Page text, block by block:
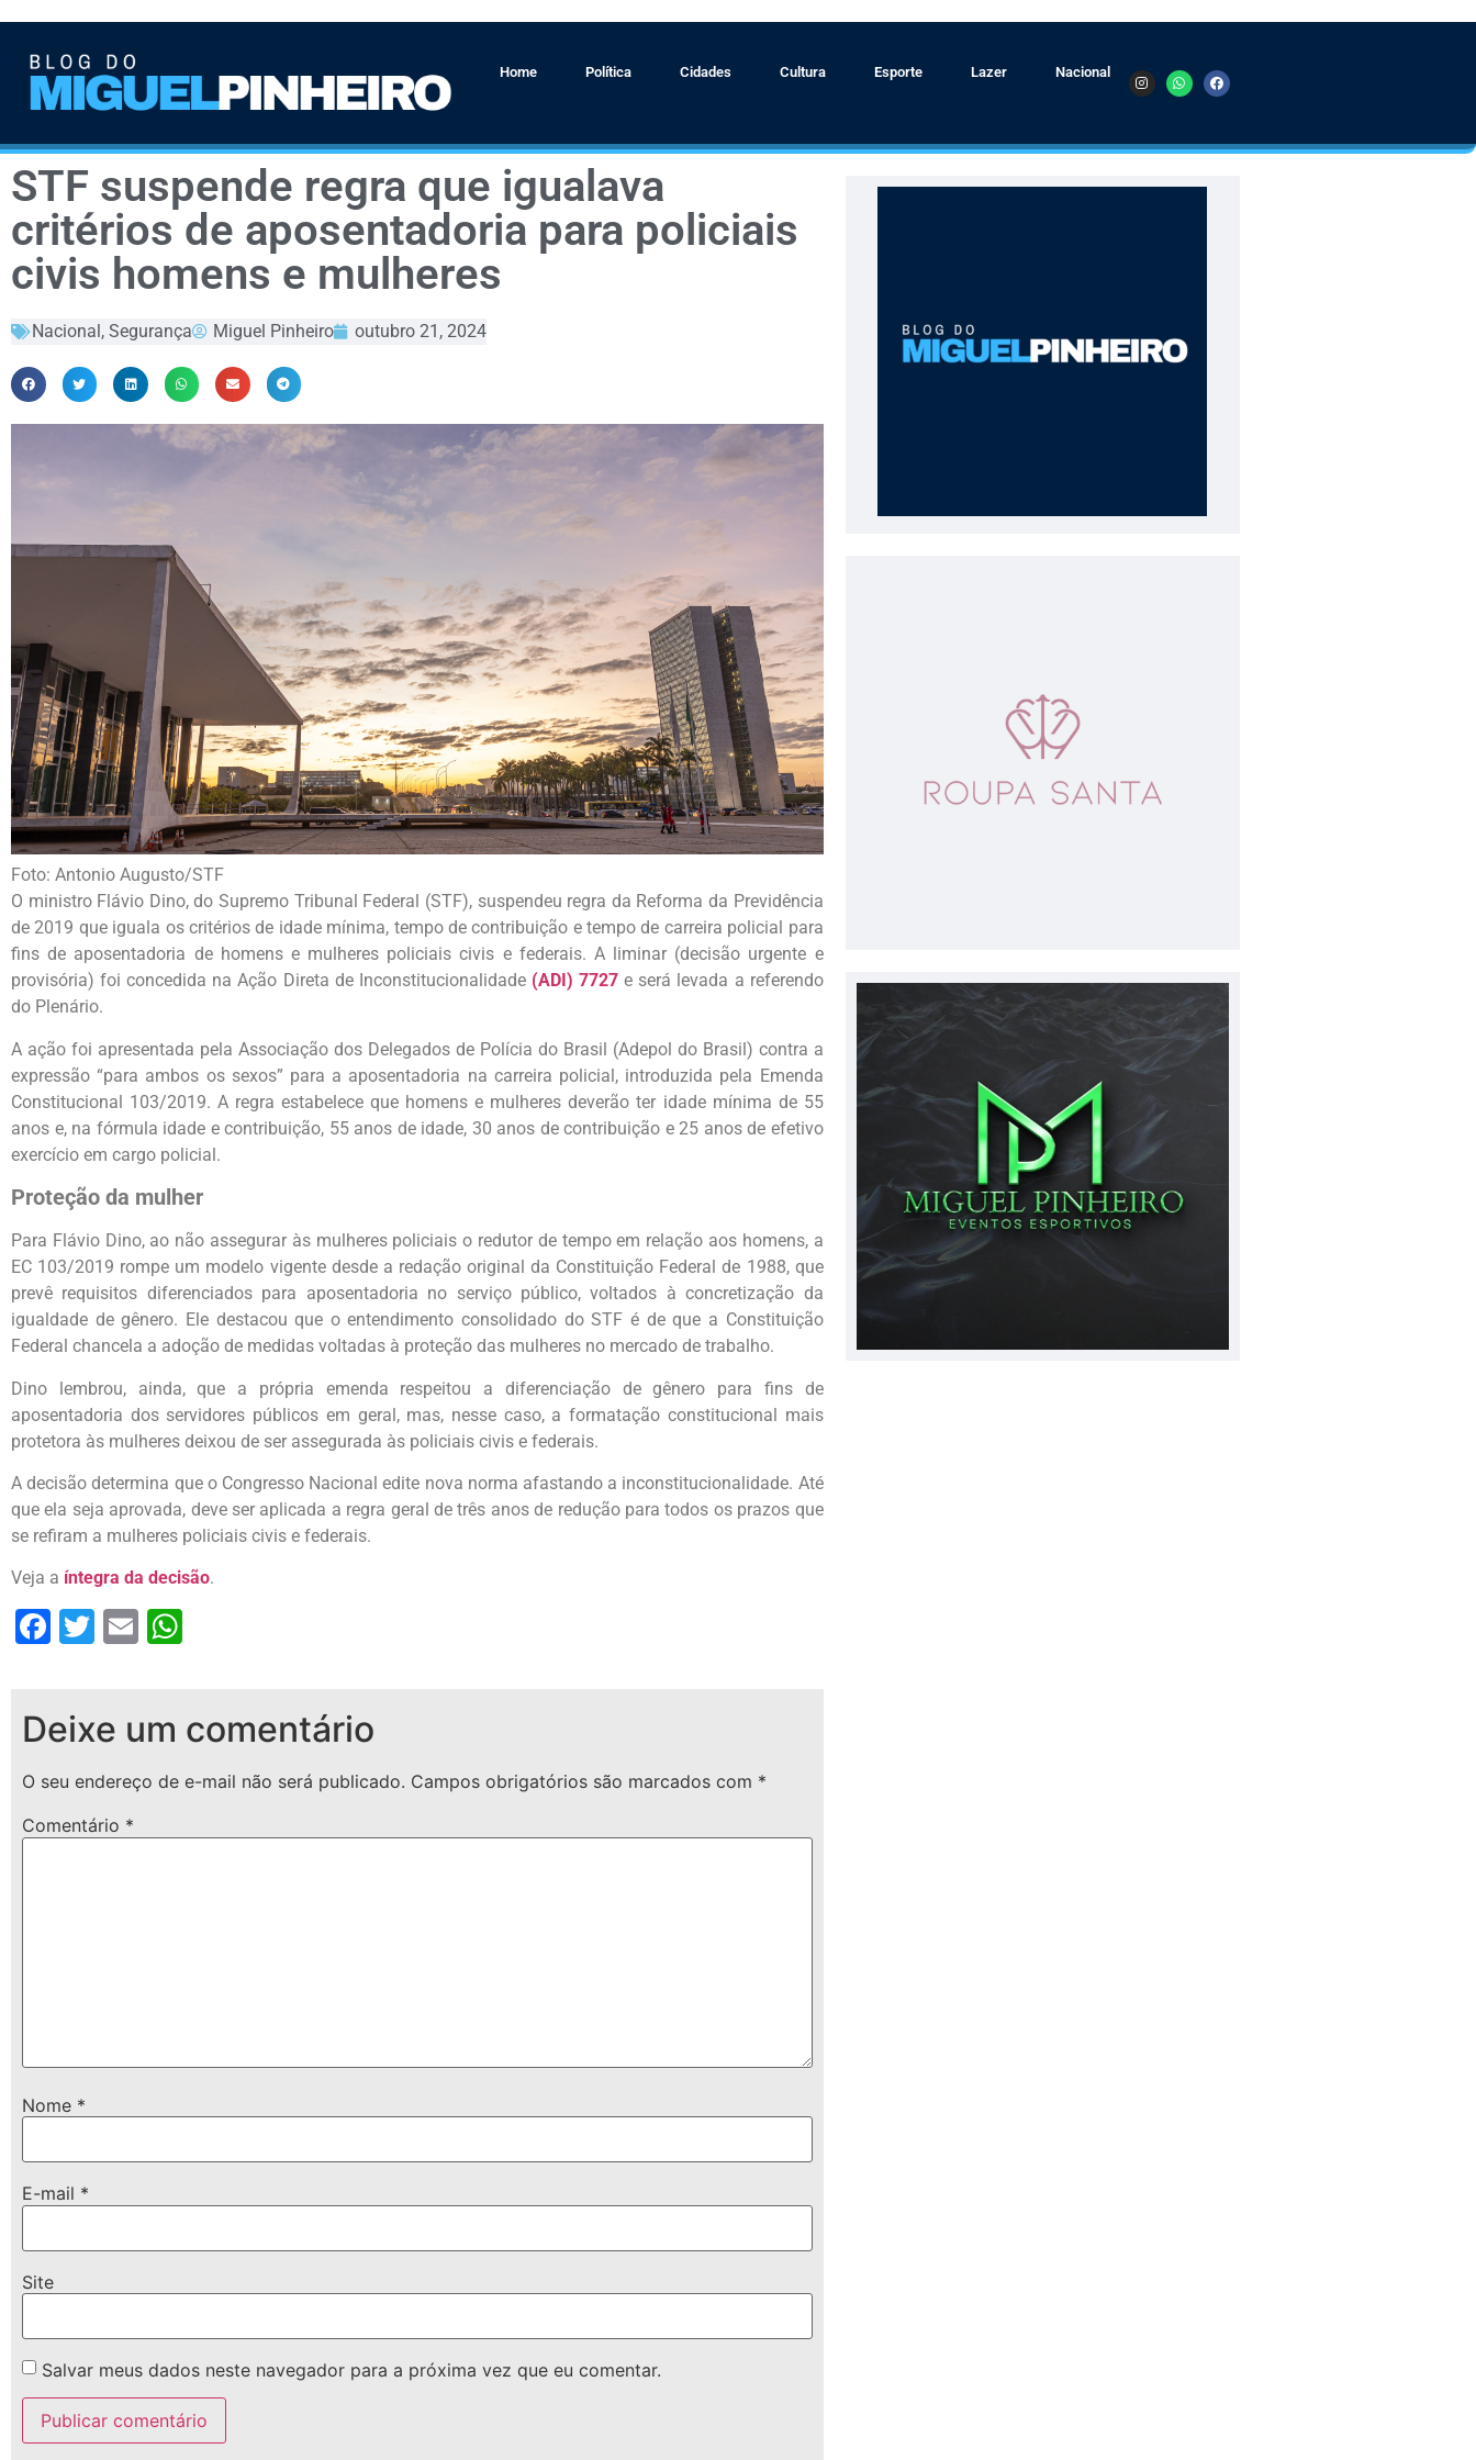
Home Política Cidades Cultura Esporte Lazer Nacional
STF suspende regra que igualava
critérios de aposentadoria para policiais
civis homens e mulheres
Nacional, Segurança Miguel Pinheiro outubro 21, 2024
Foto: Antonio Augusto/STF
O ministro Flávio Dino, do Supremo Tribunal Federal (STF), suspendeu regra da Reforma da Previdência
de 2019 que iguala os critérios de idade mínima, tempo de contribuição e tempo de carreira policial para
fins de aposentadoria de homens e mulheres policiais civis e federais. A liminar (decisão urgente e
provisória) foi concedida na Ação Direta de Inconstitucionalidade (ADI) 7727e será levada a referendo
do Plenário.
A ação foi apresentada pela Associação dos Delegados de Polícia do Brasil (Adepol do Brasil) contra a
expressão “para ambos os sexos” para a aposentadoria na carreira policial, introduzida pela Emenda
Constitucional 103/2019. A regra estabelece que homens e mulheres deverão ter idade mínima de 55
anos e, na fórmula idade e contribuição, 55 anos de idade, 30 anos de contribuição e 25 anos de efetivo
exercício em cargo policial.
Proteção da mulher
Para Flávio Dino, ao não assegurar às mulheres policiais o redutor de tempo em relação aos homens, a
EC 103/2019 rompe um modelo vigente desde a redação original da Constituição Federal de 1988, que
prevê requisitos diferenciados para aposentadoria no serviço público, voltados à concretização da
igualdade de gênero. Ele destacou que o entendimento consolidado do STF é de que a Constituição
Federal chancela a adoção de medidas voltadas à proteção das mulheres no mercado de trabalho.
Dino lembrou, ainda, que a própria emenda respeitou a diferenciação de gênero para fins de
aposentadoria dos servidores públicos em geral, mas, nesse caso, a formatação constitucional mais
protetora às mulheres deixou de ser assegurada às policiais civis e federais.
A decisão determina que o Congresso Nacional edite nova norma afastando a inconstitucionalidade. Até
que ela seja aprovada, deve ser aplicada a regra geral de três anos de redução para todos os prazos que
se refiram a mulheres policiais civis e federais.
Veja a íntegra da decisão.
Facebook
Twitter
Email
Deixe um comentário
O seu endereço de e-mail não será publicado. Campos obrigatórios são marcados com *
Comentário *
Nome *
E-mail *
Site
Salvar meus dados neste navegador para a próxima vez que eu comentar.